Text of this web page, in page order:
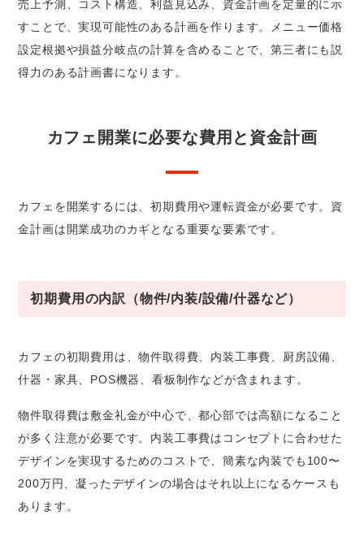
売上予測、コスト構造、利益見込み、資金計画を定量的に示
すことで、実現可能性のある計画を作ります。メニュー価格
設定根拠や損益分岐点の計算を含めることで、第三者にも説
得力のある計画書になります。
カフェ開業に必要な費用と資金計画
カフェを開業するには、初期費用や運転資金が必要です。資
金計画は開業成功のカギとなる重要な要素です。
初期費用の内訳（物件/内装/設備/什器など）
カフェの初期費用は、物件取得費、内装工事費、厨房設備、
什器・家具、POS機器、看板制作などが含まれます。
物件取得費は敷金礼金が中心で、都心部では高額になること
が多く注意が必要です。内装工事費はコンセプトに合わせた
デザインを実現するためのコストで、簡素な内装でも100〜
200万円、凝ったデザインの場合はそれ以上になるケースも
あります。